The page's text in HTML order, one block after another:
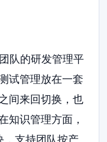
队的研发管理平
试管理放在一套
间来回切换，也
知识管理方面，
，支持团队按产